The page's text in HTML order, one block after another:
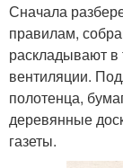
Сначала
правилам,
раскладывают в
вентиляции.
полотенца,
деревянные
газеты.